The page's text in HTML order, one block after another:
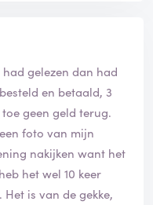
gelezen dan had
en betaald, 3
geen geld terug.
foto van mijn
nakijken want het
het wel 10 keer
is van de gekke,